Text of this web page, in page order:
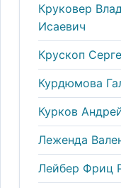
Круковер
Исаевич
Крускоп
Курдюмова
Курков
Леженда
Лейбер Фриц